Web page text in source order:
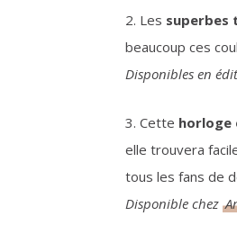
2. Les superbes
beaucoup ces
Disponibles en
3. Cette horloge
elle trouvera
tous les fans de
Disponible chez